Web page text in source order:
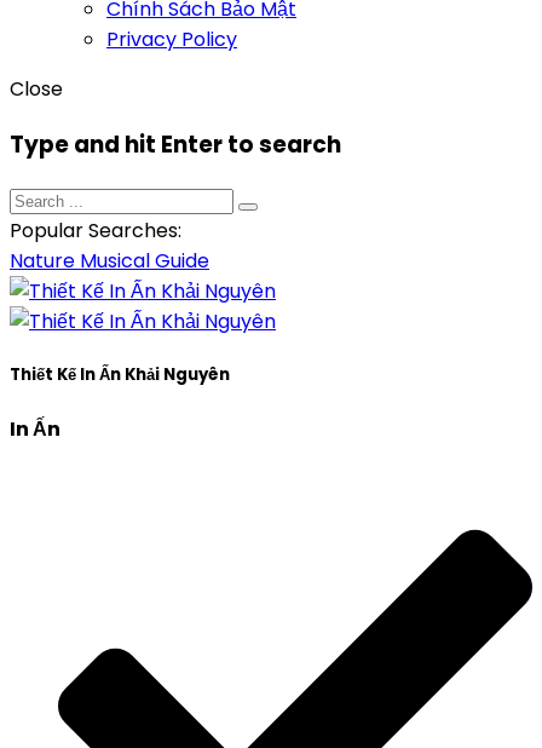
Chính Sách Bảo Mật
Privacy Policy
Close
Type and hit Enter to search
Popular Searches:
Nature MusicalGuide
Thiết Kế In Ấn Khải Nguyên
In Ấn